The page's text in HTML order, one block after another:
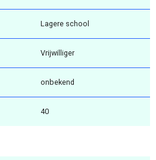
Lagere school
Vrijwilliger
onbekend
40